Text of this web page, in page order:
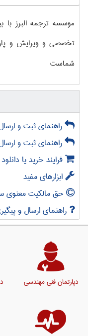
موسسه ترجمه البرز
تخصصی و ویرایش و
شماست
راهنمای ثبت و
راهنمای ثبت و
فرایند خرید یا
ابزارهای مفید
حق مالکیت معنوی
راهنمای ارسال و
دپارتمان فنی مهندسی